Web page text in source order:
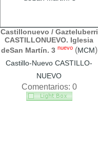
Castillonuevo / Gazteluberri
CASTILLONUEVO. Iglesia
deSan Martín. 3 nuevo(MCM)
Castillo-Nuevo CASTILLO-
NUEVO
Comentarios: 0